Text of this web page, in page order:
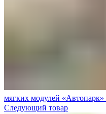
мягких модулей «Автопарк»
Следующий товар